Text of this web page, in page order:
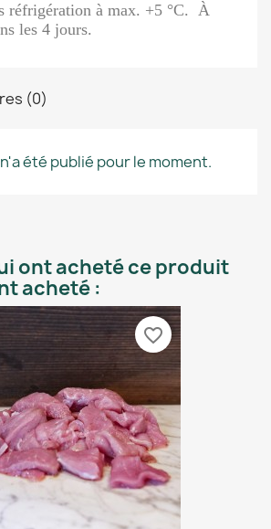
réfrigération à max. +5 °C. À
les 4 jours.
(0)
été publié pour le moment.
ont acheté ce produit
acheté :
favorite_border